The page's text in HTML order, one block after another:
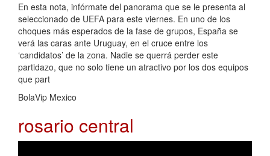
En esta nota, infórmate del panorama que se le presenta al
seleccionado de UEFA para este viernes. En uno de los
choques más esperados de la fase de grupos, España se
verá las caras ante Uruguay, en el cruce entre los
‘candidatos’ de la zona. Nadie se querrá perder este
partidazo, que no solo tiene un atractivo por los dos equipos
que part
BolaVip Mexico
rosario central